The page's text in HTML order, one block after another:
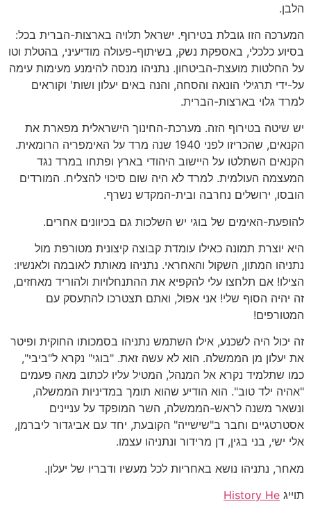
הלבן.
המערכה הזו גובלת בטירוף. ישראל תלויה בארצות-הברית בכל:
בסיוע כלכלי, באספקת נשק, בשיתוף-פעולה מודיעיני, בהטלת וטו
על החלטות מועצת-הביטחון. נתניהו מנסה להימנע מעימות עימה
על-ידי תרגילי הונאה והסחה, והנה באים יעלון ושות' וקוראים
למרד גלוי בארצות-הברית.
יש שיטה בטירוף הזה. מערכת-החינוך הישראלית מפארת את
הקנאים, שהכריזו לפני 1940 שנה מרד על האימפריה הרומאית.
הקנאים השתלטו על היישוב היהודי בארץ ופתחו במרד נגד
המעצמה העולמית. למרד לא היה שום סיכוי להצליח. המורדים
הובסו, ירושלים נחרבה ובית-המקדש נשרף.
להופעת-האימים של בוגי יש השלכות גם בכיוונים אחרים.
היא יוצרת תמונה כאילו עומדת קבוצה קיצונית מטורפת מול
נתניהו המתון, השקול והאחראי. נתניהו מאותת לאובמה ולאנשיו:
הצילו! אם תלחצו עלי להקפיא את ההתנחלויות ולהוריד מאחזים,
זה יהיה הסוף שלי! אני אפול, ואתם תצטרכו להתעסק עם
המטורפים!
זה יכול היה לשכנע, אילו השתמש נתניהו בסמכותו החוקית ופיטר
את יעלון מן הממשלה. הוא לא עשה זאת. "בוגי" נקרא ל"ביבי",
כמו שתלמיד נקרא אל המנהל, המטיל עליו לכתוב מאה פעמים
"אהיה ילד טוב". הוא הודיע שהוא תומך במדיניות הממשלה,
ונשאר משנה לראש-הממשלה, השר המופקד על עניינים
אסטרטגיים וחבר ב"שישייה" הקובעת, יחד עם אביגדור ליברמן,
אלי ישי, בני בגין, דן מרידור ונתניהו עצמו.
מאחר, נתניהו נושא באחריות לכל מעשיו ודבריו של יעלון.
תוייג History He